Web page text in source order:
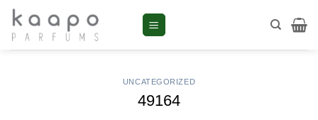
Skip
content
UNCATEGORIZED
49164